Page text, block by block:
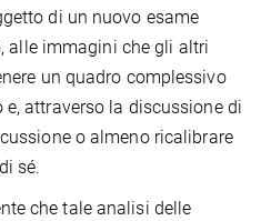
di un nuovo esame
alle immagini che gli altri
un quadro complessivo
attraverso la discussione di
o almeno ricalibrare
sé.
che tale analisi delle